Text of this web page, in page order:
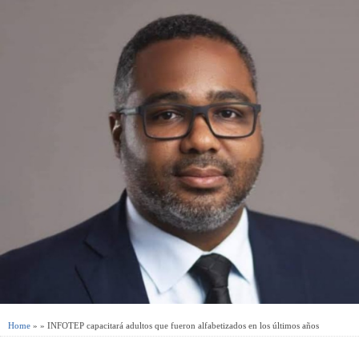
Home » » INFOTEP capacitará adultos que fueron alfabetizados en los últimos años